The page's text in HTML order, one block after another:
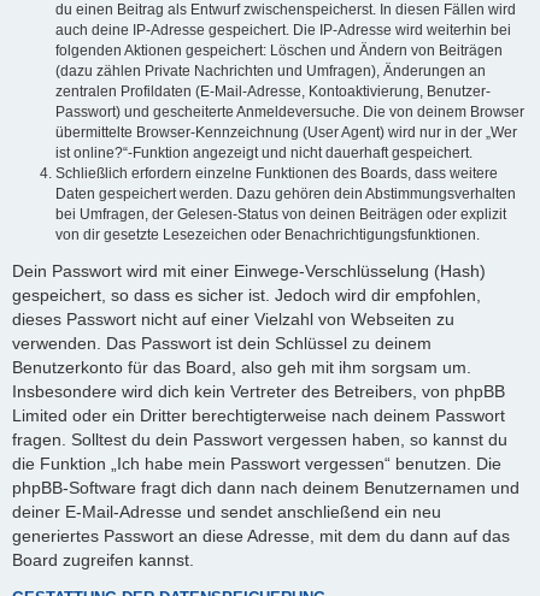
du einen Beitrag als Entwurf zwischenspeicherst. In diesen Fällen wird
auch deine IP-Adresse gespeichert. Die IP-Adresse wird weiterhin bei
folgenden Aktionen gespeichert: Löschen und Ändern von Beiträgen
(dazu zählen Private Nachrichten und Umfragen), Änderungen an
zentralen Profildaten (E-Mail-Adresse, Kontoaktivierung, Benutzer-
Passwort) und gescheiterte Anmeldeversuche. Die von deinem Browser
übermittelte Browser-Kennzeichnung (User Agent) wird nur in der „Wer
ist online?“-Funktion angezeigt und nicht dauerhaft gespeichert.
Schließlich erfordern einzelne Funktionen des Boards, dass weitere
Daten gespeichert werden. Dazu gehören dein Abstimmungsverhalten
bei Umfragen, der Gelesen-Status von deinen Beiträgen oder explizit
von dir gesetzte Lesezeichen oder Benachrichtigungsfunktionen.
Dein Passwort wird mit einer Einwege-Verschlüsselung (Hash)
gespeichert, so dass es sicher ist. Jedoch wird dir empfohlen,
dieses Passwort nicht auf einer Vielzahl von Webseiten zu
verwenden. Das Passwort ist dein Schlüssel zu deinem
Benutzerkonto für das Board, also geh mit ihm sorgsam um.
Insbesondere wird dich kein Vertreter des Betreibers, von phpBB
Limited oder ein Dritter berechtigterweise nach deinem Passwort
fragen. Solltest du dein Passwort vergessen haben, so kannst du
die Funktion „Ich habe mein Passwort vergessen“ benutzen. Die
phpBB-Software fragt dich dann nach deinem Benutzernamen und
deiner E-Mail-Adresse und sendet anschließend ein neu
generiertes Passwort an diese Adresse, mit dem du dann auf das
Board zugreifen kannst.